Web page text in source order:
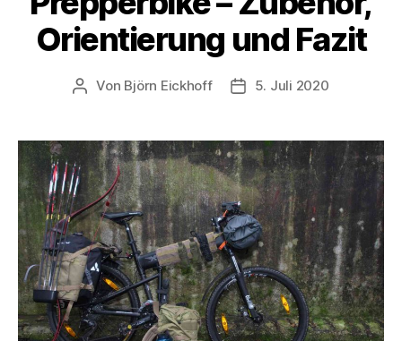
Orientierung und Fazit
Beitragsautor
Von Björn Eickhoff Veröffentlichungsdatum
5. Juli 2020